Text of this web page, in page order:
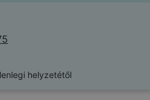
helyzetétől